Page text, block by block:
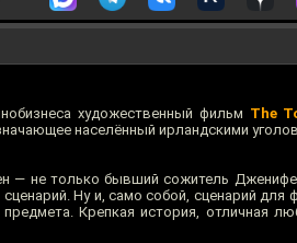
художественный фильм The
населённый ирландскими
— не только бывший сожитель
Ну и, само собой, сценарий для
Крепкая история, отличная